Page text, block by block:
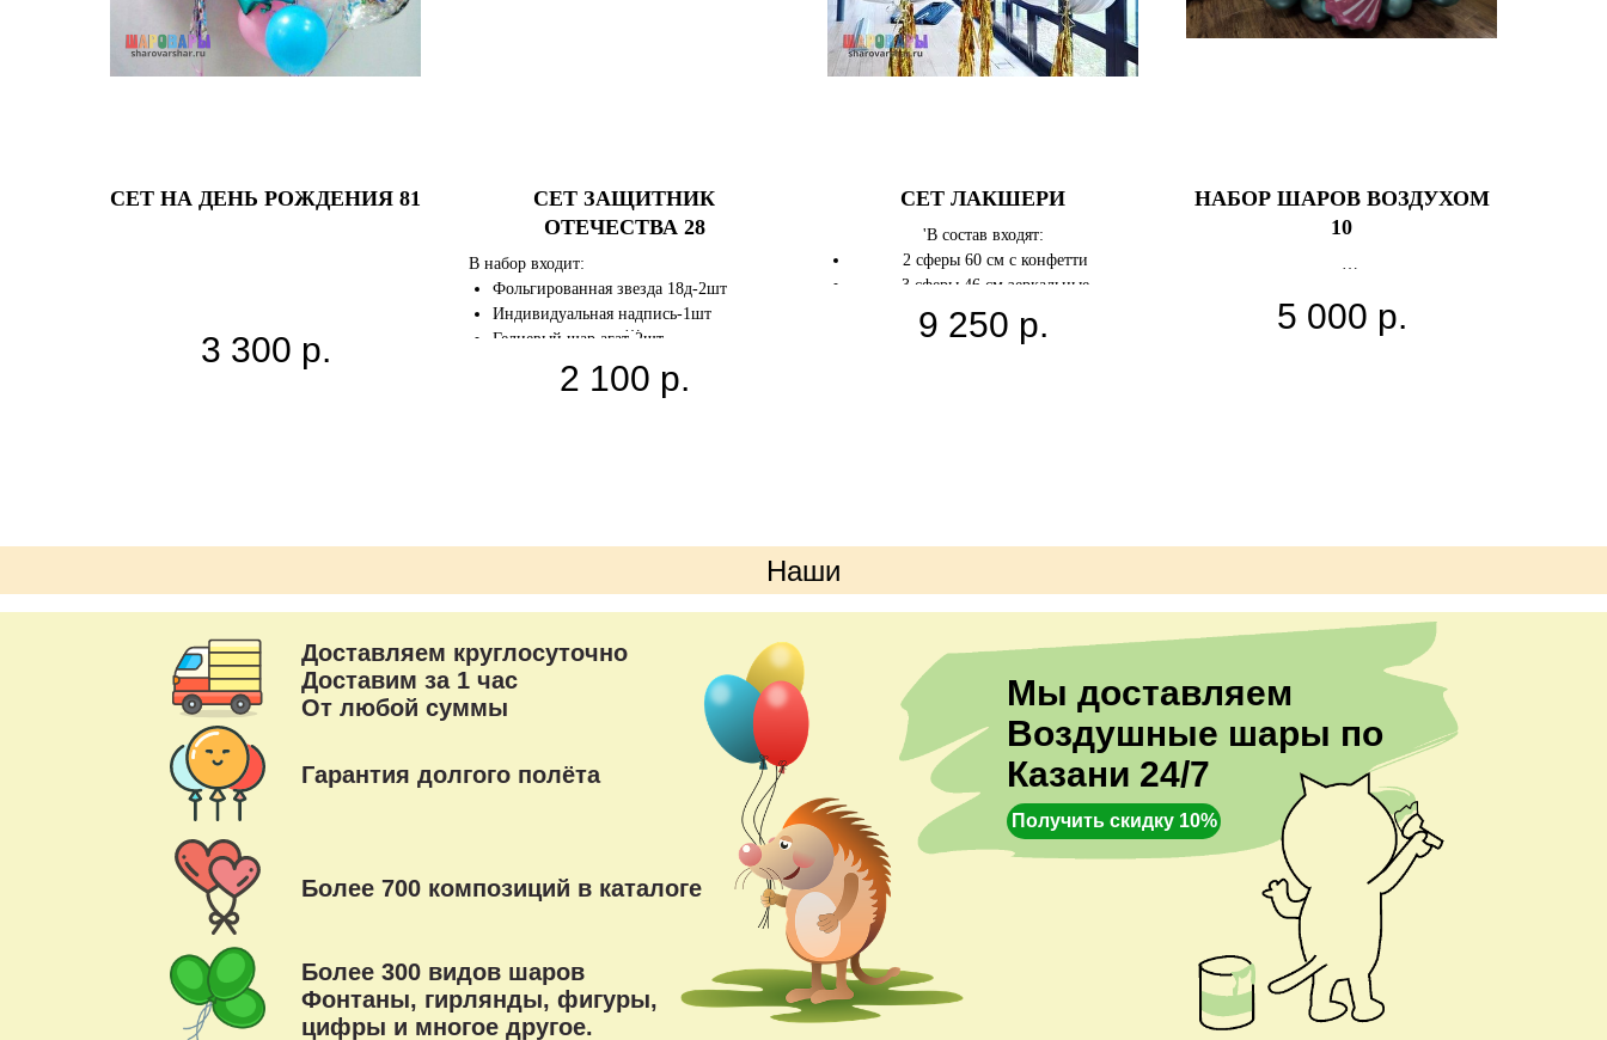
СЕТ НА ДЕНЬ РОЖДЕНИЯ 81
3 300 р.
СЕТ ЗАЩИТНИК
ОТЕЧЕСТВА 28
В набор входит:
Фольгированная звезда 18д-2шт
Индивидуальная надпись-1шт
Гелиевый шар агат-2шт
Гелиевый шар даблстафф-3шт
Гелиевый шар конфетти-2шт
2 100 р.
СЕТ ЛАКШЕРИ
'В состав входят:
2 сферы 60 см с конфетти
3 сферы 46 см зеркальные
2 шара 30 см с конфетти
13 агатов
9 250 р.
НАБОР ШАРОВ ВОЗДУХОМ
10
5 000 р.
Наши
преимущества
Мы доставляем
Воздушные шары по
Казани 24/7
Получить скидку 10%
Доставляем круглосуточно
Доставим за 1 час
От любой суммы
Гарантия долгого полёта
Более 700 композиций в каталоге
Более 300 видов шаров
Фонтаны, гирлянды, фигуры,
цифры и многое другое.